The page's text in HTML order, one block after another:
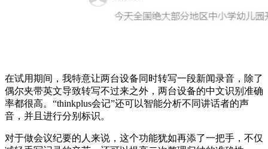
在试用期间，我特意让两台设备同时转写一段新闻录音，除了
偶尔夹带英文导致转写不过来之外，两台设备的中文识别准确
率都很高。“thinkplus会记”还可以智能分析不同讲话者的声
音，并且进行分别标识。
对于做会议纪要的人来说，这个功能犹如再添了一把手，不仅